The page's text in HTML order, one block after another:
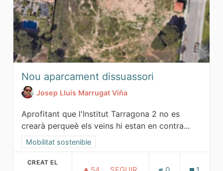
Nou aparcament dissuassori
Josep Lluís Marrugat Viña
Aprofitant que l'Institut Tarragona 2 no es
crearà perqueè els veins hi estan en contra...
Resultats al filtrar per la categoria: Mobilitat sostenible
Mobilitat sostenible
CREAT EL